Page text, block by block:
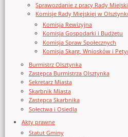
Sprawozdanie z pracy Rady
Komisje Rady Miejskiej w
Komisja Rewizyjna
Komisja Gospodarki i Budżetu
Komisja Spraw Społecznych
Komisja Skarg, Wniosków i
Burmistrz Olsztynka
Zastępca Burmistrza Olsztynka
Sekretarz Miasta
Skarbnik Miasta
Zastępca Skarbnika
Sołectwa i Osiedla
Akty prawne
Statut Gminy